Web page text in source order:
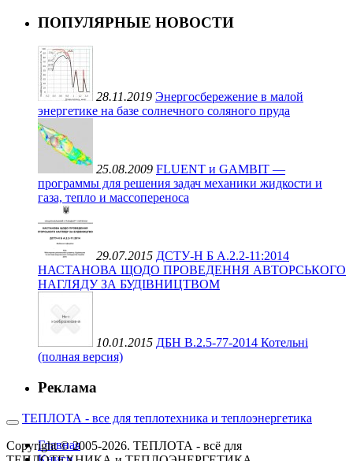
ПОПУЛЯРНЫЕ НОВОСТИ
28.11.2019 Энергосбережение в малой
энергетике на базе солнечного соляного пруда
25.08.2009 FLUENT и GAMBIT —
программы для решения задач механики жидкости и
газа, тепло и массопереноса
29.07.2015 ДСТУ-Н Б А.2.2-11:2014
НАСТАНОВА ЩОДО ПРОВЕДЕННЯ АВТОРСЬКОГО
НАГЛЯДУ ЗА БУДІВНИЦТВОМ
10.01.2015 ДБН В.2.5-77-2014 Котельні
(полная версия)
Реклама
ТЕПЛОТА - все для теплотехника и теплоэнергетика
Главная
Copyright © 2005-2026. ТЕПЛОТА - всё для